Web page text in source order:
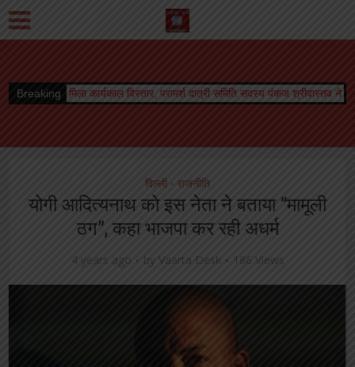
Breaking
कार्यकाल विस्तार, परामर्श दात्री समिति सदस्य पंकज श्रीवास्तव ने दी शुभकामनायें
दिल्ली राजनीति
योगी आदित्यनाथ को इस नेता ने बताया “मामूली
ठग”, कहा भाजपा कर रही अधर्म
4 years ago by Vaarta Desk 186 Views